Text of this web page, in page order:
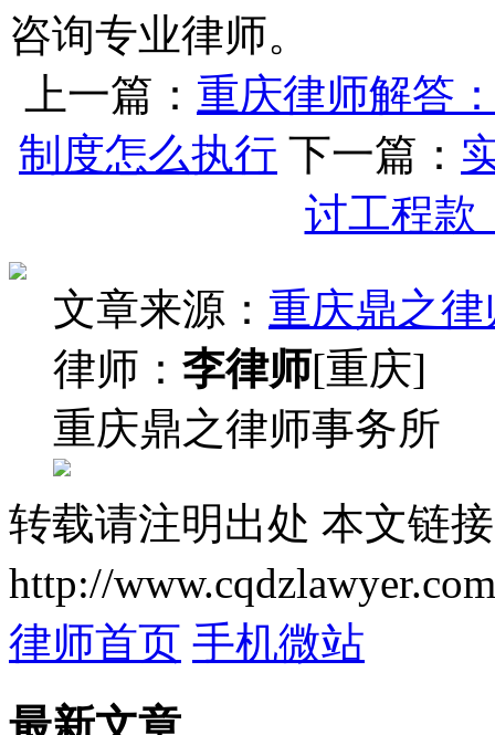
咨询专业律师。
上一篇： 重庆律师解答
制度怎么执行 下一篇：
讨工程款
文章来源： 重庆鼎之
律师： 李律师[重庆]
重庆鼎之律师事务所
转载请注明出处 本文链
http://
律师首页 手机微站